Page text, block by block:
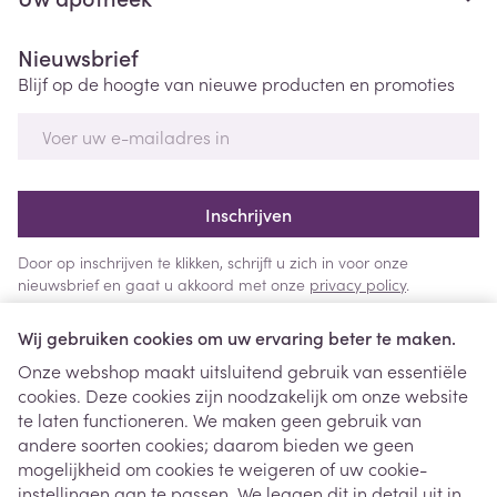
Wij gebruiken cookies om uw ervaring beter te maken.
Onze webshop maakt uitsluitend gebruik van essentiële
cookies. Deze cookies zijn noodzakelijk om onze website
te laten functioneren. We maken geen gebruik van
andere soorten cookies; daarom bieden we geen
mogelijkheid om cookies te weigeren of uw cookie-
Nieuwsbrief
Blijf op de hoogte van nieuwe producten en promoties
Inschrijven
Door op inschrijven te klikken, schrijft u zich in voor onze
nieuwsbrief en gaat u akkoord met onze privacy policy.